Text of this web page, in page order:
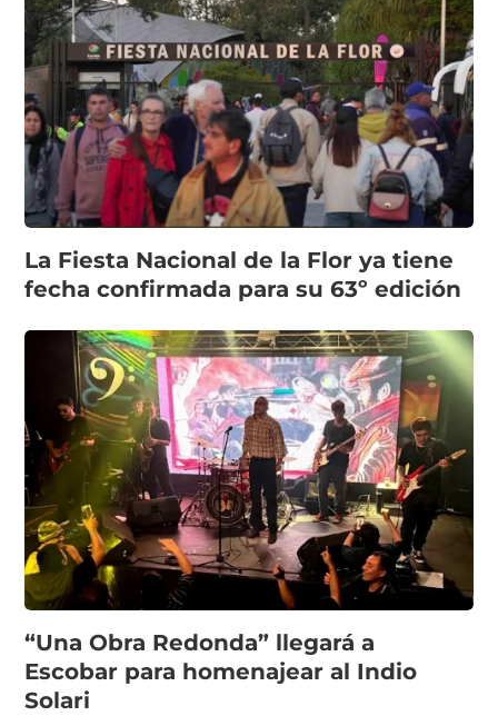
La Fiesta Nacional de la Flor ya tiene
fecha confirmada para su 63º edición
“Una Obra Redonda” llegará a
Escobar para homenajear al Indio
Solari